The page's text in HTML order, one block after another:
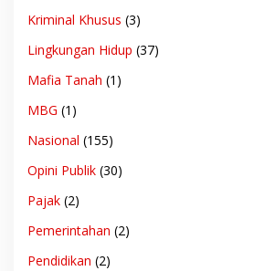
Kriminal Khusus (3)
Lingkungan Hidup (37)
Mafia Tanah (1)
MBG (1)
Nasional (155)
Opini Publik (30)
Pajak (2)
Pemerintahan (2)
Pendidikan (2)